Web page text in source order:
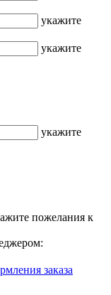
укажите
укажите
укажите
пожелания к
заказа